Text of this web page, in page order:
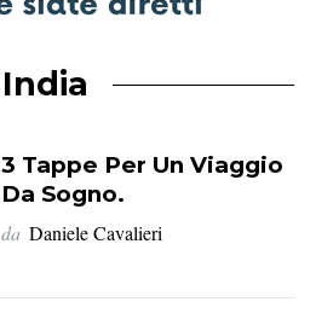
India
3 Tappe Per Un Viaggio
Da Sogno.
da Daniele Cavalieri